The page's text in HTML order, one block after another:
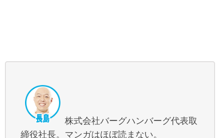
株式会社バーグハンバーグ代表取
締役社長。マンガはほぼ読まない。